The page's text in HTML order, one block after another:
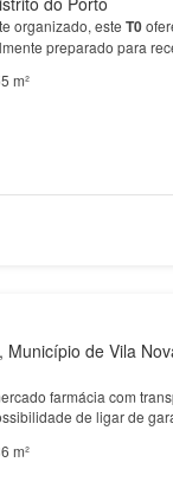
organizado, este T0
preparado para
Marquês, da Rua de
m²
de Vila
farmácia com
de ligar de
fáceis acessos ao po…
m²